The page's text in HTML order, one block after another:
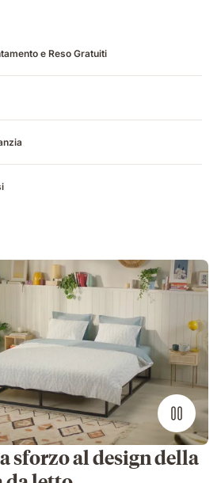
e Reso Gratuiti
sforzo al design della